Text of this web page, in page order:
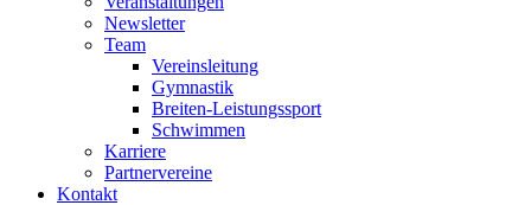
Newsletter
Team
Vereinsleitung
Gymnastik
Breiten-Leistungssport
Schwimmen
Karriere
Partnervereine
Kontakt